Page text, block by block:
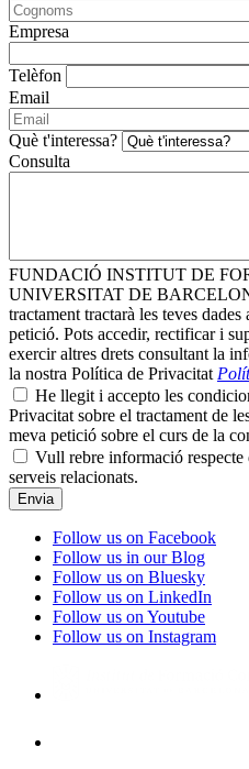
Empresa
Telèfon
Email
Què t'interessa?
Consulta
FUNDACIÓ INSTITUT DE
UNIVERSITAT DE
tractament tractarà les teves
petició. Pots accedir, rectificar i
exercir altres drets consultant la
la nostra Política de Privacitat
He llegit i accepto les
Privacitat sobre el tractament de
meva petició sobre el curs de la
Vull rebre informació respecte
serveis relacionats.
Follow us on Facebook
Follow us in our Blog
Follow us on Bluesky
Follow us on LinkedIn
Follow us on Youtube
Follow us on Instagram